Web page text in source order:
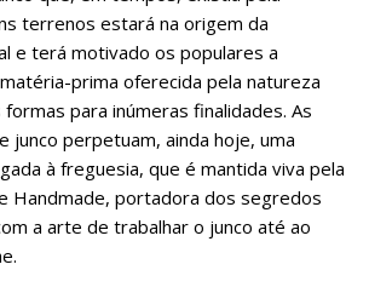
terrenos estará na origem da
e terá motivado os populares a
prima oferecida pela natureza
para inúmeras finalidades. As
junco perpetuam, ainda hoje, uma
à freguesia, que é mantida viva pela
Handmade, portadora dos segredos
a arte de trabalhar o junco até ao